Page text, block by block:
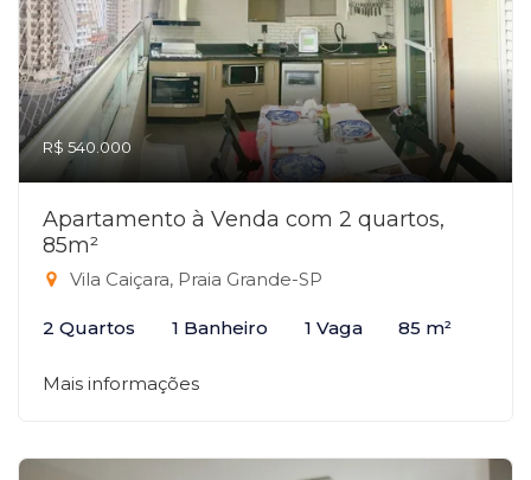
R$ 540.000
Apartamento à Venda com 2 quartos,
85m²
Vila Caiçara, Praia Grande-SP
2 Quartos 1 Banheiro 1 Vaga 85 m²
Mais informações